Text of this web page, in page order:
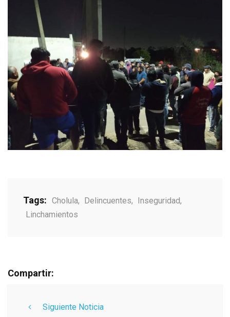
Tags: Cholula, Delincuentes, Inseguridad,
Linchamientos
Compartir:
Siguiente Noticia